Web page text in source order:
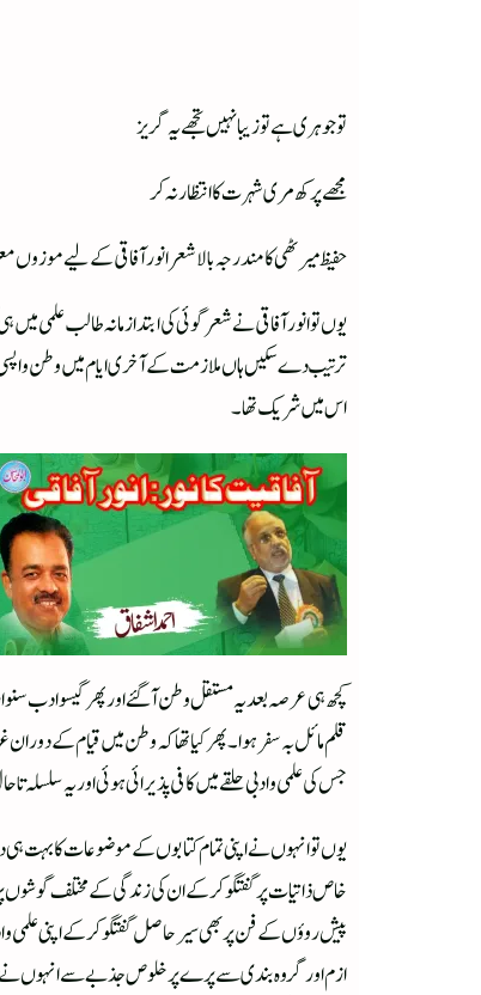
تو جوہری ہے تو زیبا نہیں تجھے یہ گریز
مجھے پرکھ مری شہرت کا انتظار نہ کر
حفیظ میرٹھی کا مندرجہ بالا شعر انور آفاقی کے لیے موزوں
یوں تو انور آفاقی نے شعر گوئی کی ابتدا زمانہ طالب
اس میں شریک تھا ۔
کچھ ہی عرصہ بعد یہ مستقل وطن آگئے اور پھر گیسو ادب
قلم مائل بہ سفر ہوا۔ پھر کیا تھا کہ وطن میں قیام کے
جس کی علمی و ادبی حلقے میں کافی پذیرائی ہوئی اور یہ
یوں تو انہوں نے اپنی تمام کتابوں کے موضوعات کا بہت
خاص ذاتیات پر گفتگو کر کے ان کی زندگی کے مختلف گوشوں
پیش روؤں کے فن پر بھی سیر حاصل گفتگو کر کے اپنی علمی
ازم اور گروہ بندی سے پرے پر خلوص جذبے سے انہوں نے